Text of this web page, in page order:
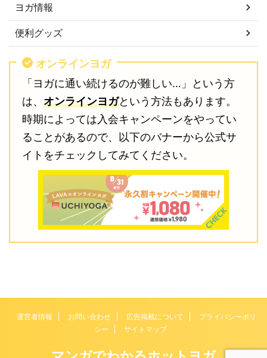
ヨガ情報
便利グッズ
オンラインヨガ
「ヨガに通い続けるのが難しい…」という方
は、 オンラインヨガという方法もあります。
時期によっては入会キャンペーンをやってい
ることがあるので、以下のバナーから公式サ
イトをチェックしてみてください。
運営者情報 お問い合わせ 広告掲載について
プライバシーポリ
シー
サイトマップ